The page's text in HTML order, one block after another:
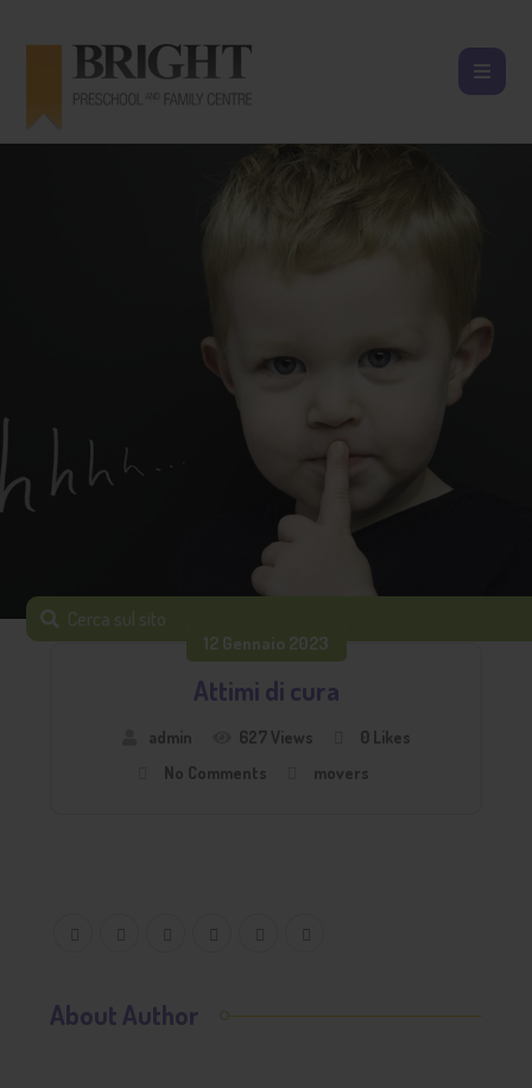
12 Gennaio 2023
Attimi di cura
admin 627 Views 0 Likes
No Comments
movers
About Author